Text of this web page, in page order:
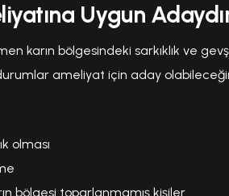
Uygun
karın bölgesindeki sarkıklık ve
ameliyat için aday
olması
bölgesi toparlanmamış kişiler